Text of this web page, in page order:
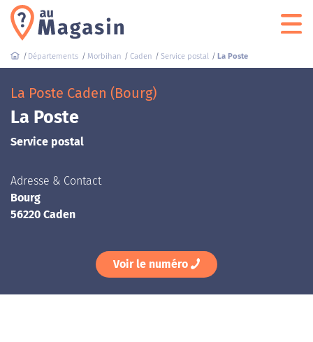
Départements Morbihan Caden Service postal La Poste
La Poste Caden (Bourg)
La Poste
Service postal
Adresse & Contact
Bourg
56220 Caden
Voir le numéro